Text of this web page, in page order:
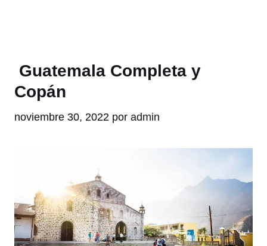
Guatemala Completa y
Copán
noviembre 30, 2022 por admin